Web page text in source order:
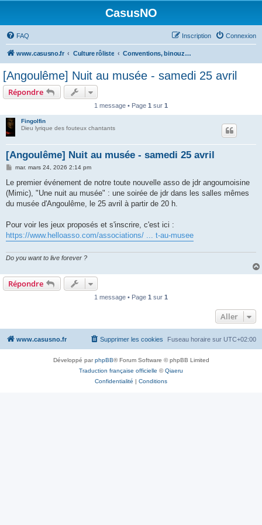
CasusNO
FAQ Connexion
Inscription
www.casusno.fr Culture rôliste Conventions, binouzes et recherche de joueurs
[Angoulême] Nuit au musée - samedi 25 avril
Répondre
1 message • Page 1 sur 1
Fingolfin
Dieu lyrique des fouteux chantants
[Angoulême] Nuit au musée - samedi 25 avril
M
s
a
g
mar. mars 24, 2026 2:14 pm
Le premier événement de notre toute nouvelle asso de jdr angoumoisine
(Mimic), "Une nuit au musée" : une soirée de jdr dans les salles mêmes
du musée d'Angoulême, le 25 avril à partir de 20 h.
Pour voir les jeux proposés et s'inscrire, c'est ici :
https://www.helloasso.com/associations/ ... t-au-musee
Do you want to live forever ?
Répondre
1 message • Page 1 sur 1
Aller
www.casusno.fr Fuseau horaire sur UTC+02:00
Supprimer les cookies
Développé parphpBB® Forum Software © phpBB Limited
Traduction française officielle ©Qiaeru
Confidentialité | Conditions